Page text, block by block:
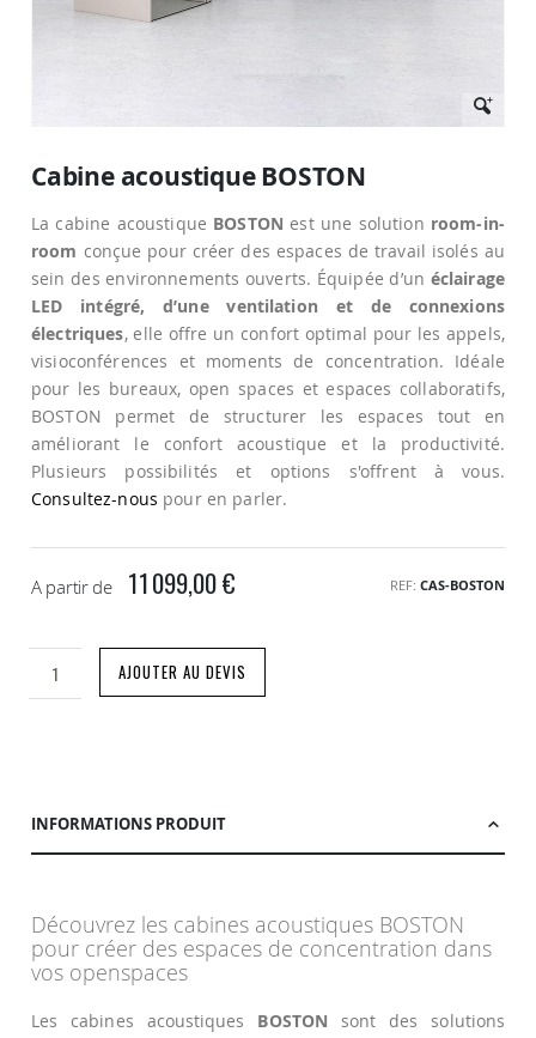
début
la
Galerie
Cabine acoustique BOSTON
La cabine acoustique BOSTON est une solution room-in-
room conçue pour créer des espaces de travail isolés au
sein des environnements ouverts. Équipée d’un éclairage
LED intégré, d’une ventilation et de connexions
électriques, elle offre un confort optimal pour les appels,
visioconférences et moments de concentration. Idéale
pour les bureaux, open spaces et espaces collaboratifs,
BOSTON permet de structurer les espaces tout en
améliorant le confort acoustique et la productivité.
Plusieurs possibilités et options s'offrent à vous.
Consultez-nous pour en parler.
A partir de 11 099,00 € REF CAS-BOSTON
AJOUTER AU DEVIS
INFORMATIONS PRODUIT
Découvrez les cabines acoustiques BOSTON
pour créer des espaces de concentration dans
vos openspaces
Les cabines acoustiques BOSTON sont des solutions